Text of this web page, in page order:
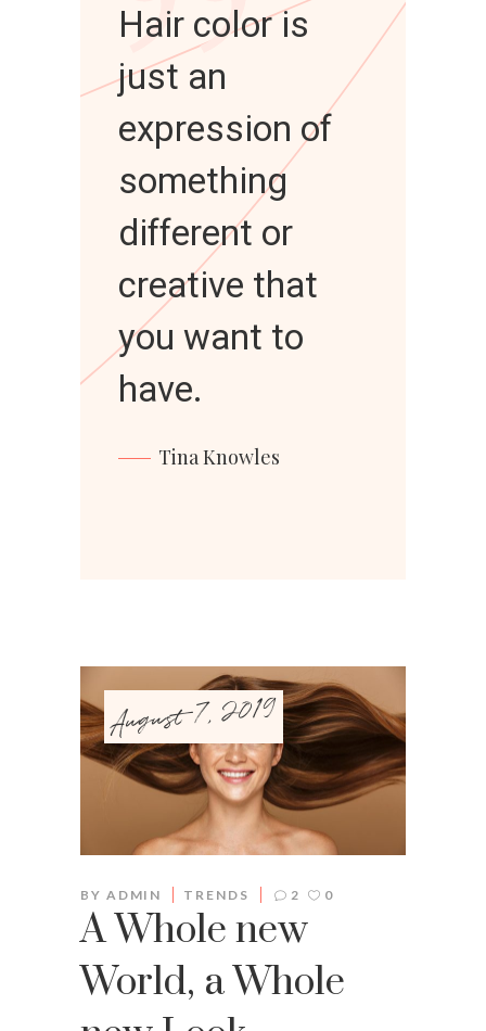
Hair color is
just an
expression of
something
different or
creative that
you want to
have.
Tina Knowles
August 7, 2019
BY ADMIN TRENDS 2 0
A Whole new
World, a Whole